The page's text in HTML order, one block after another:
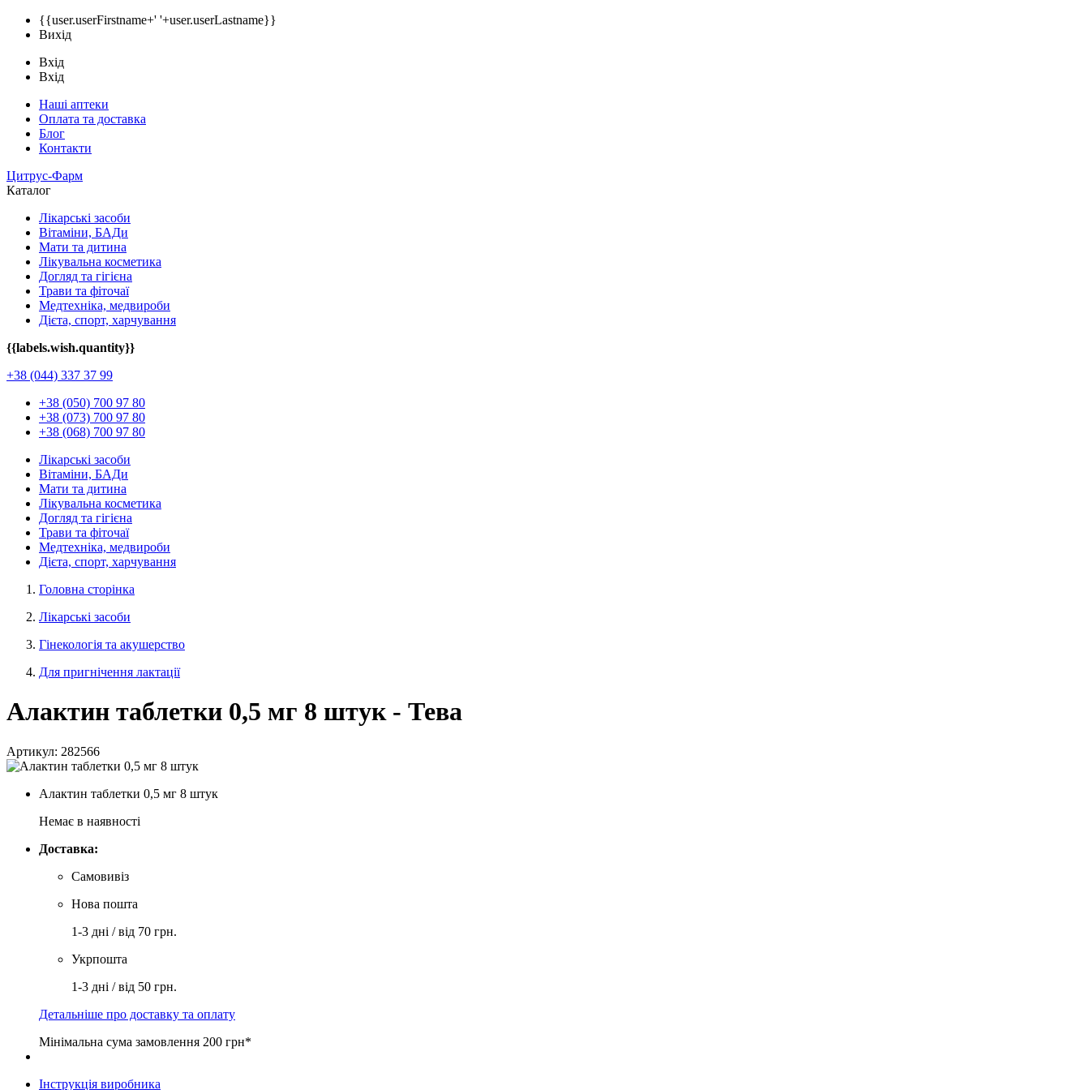
{{user.userFirstname+' '+user.userLastname}}
Вихід
Вхід
Вхід
Наші аптеки
Оплата та доставка
Блог
Контакти
Цитрус-Фарм
Каталог
Лікарські засоби
Вітаміни, БАДи
Мати та дитина
Лікувальна косметика
Догляд та гігієна
Трави та фіточаї
Медтехніка, медвироби
Дієта, спорт, харчування
{{labels.wish.quantity}}
+38 (044) 337 37 99
+38 (050) 700 97 80
+38 (073) 700 97 80
+38 (068) 700 97 80
Лікарські засоби
Вітаміни, БАДи
Мати та дитина
Лікувальна косметика
Догляд та гігієна
Трави та фіточаї
Медтехніка, медвироби
Дієта, спорт, харчування
Головна сторінка
Лікарські засоби
Гінекологія та акушерство
Для пригнічення лактації
Алактин таблетки 0,5 мг 8 штук - Тева
Артикул: 282566
Алактин таблетки 0,5 мг 8 штук
Немає в наявності
Доставка:
Самовивіз
Нова пошта
1-3 дні / від 70 грн.
Укрпошта
1-3 дні / від 50 грн.
Детальніше про доставку та оплату
Мінімальна сума замовлення 200 грн*
Інструкція виробника